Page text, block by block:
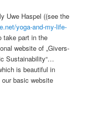
Uwe Haspel ((see the
yoga-and-my-life-
take part in the
website of „Givers-
Sustainability“…
is beautiful in
basic website